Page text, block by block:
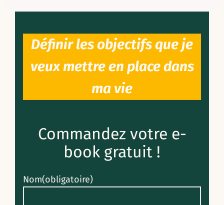
Définir les objectifs que je
veux mettre en place dans
ma vie
Commandez votre e-
book gratuit !
Nom(obligatoire)